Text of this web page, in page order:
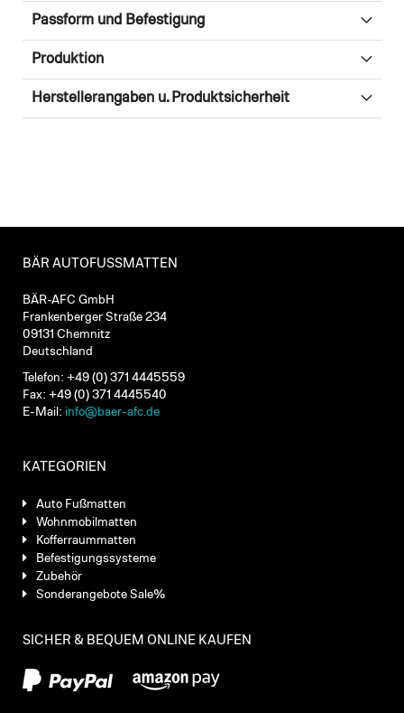
Passform und Befestigung
Produktion
Herstellerangaben u. Produktsicherheit
BÄR AUTOFUSSMATTEN
BÄR-AFC GmbH
Frankenberger Straße 234
09131 Chemnitz
Deutschland
Telefon: +49 (0) 371 4445559
Fax: +49 (0) 371 4445540
E-Mail: info@baer-afc.de
KATEGORIEN
Auto Fußmatten
Wohnmobilmatten
Kofferraummatten
Befestigungssysteme
Zubehör
Sonderangebote Sale%
SICHER & BEQUEM ONLINE KAUFEN